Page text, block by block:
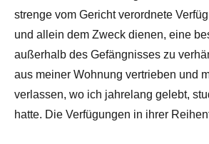
strenge vom Gericht verordnete
und allein dem Zweck dienen, eine
außerhalb des Gefängnisses zu
aus meiner Wohnung vertrieben und
verlassen, wo ich jahrelang gelebt,
hatte. Die Verfügungen in ihrer